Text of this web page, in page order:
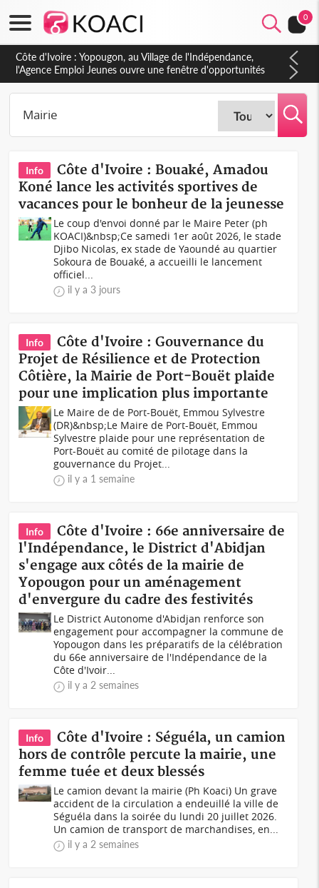
0
Côte d'Ivoire : CHU de Treichville, après la fronde, les agents
contractuels obtiennent un accord avec la direction sur les
arriérés du SMIG 2023
Info
Côte d'Ivoire : Bouaké, Amadou
Koné lance les activités sportives de
vacances pour le bonheur de la jeunesse
Le coup d'envoi donné par le Maire Peter (ph
KOACI)&nbsp;Ce samedi 1er août 2026, le stade
Djibo Nicolas, ex stade de Yaoundé au quartier
Sokoura de Bouaké, a accueilli le lancement
officiel...
il y a 3 jours
Info
Côte d'Ivoire : Gouvernance du
Projet de Résilience et de Protection
Côtière, la Mairie de Port-Bouët plaide
pour une implication plus importante
Le Maire de de Port-Bouët, Emmou Sylvestre
(DR)&nbsp;Le Maire de Port-Bouët, Emmou
Sylvestre plaide pour une représentation de
Port-Bouët au comité de pilotage dans la
gouvernance du Projet...
il y a 1 semaine
Info
Côte d'Ivoire : 66e anniversaire de
l'Indépendance, le District d'Abidjan
s'engage aux côtés de la mairie de
Yopougon pour un aménagement
d'envergure du cadre des festivités
Le District Autonome d'Abidjan renforce son
engagement pour accompagner la commune de
Yopougon dans les préparatifs de la célébration
du 66e anniversaire de l'Indépendance de la
Côte d'Ivoir...
il y a 2 semaines
Info
Côte d'Ivoire : Séguéla, un camion
hors de contrôle percute la mairie, une
femme tuée et deux blessés
Le camion devant la mairie (Ph Koaci) Un grave
accident de la circulation a endeuillé la ville de
Séguéla dans la soirée du lundi 20 juillet 2026.
Un camion de transport de marchandises, en...
il y a 2 semaines